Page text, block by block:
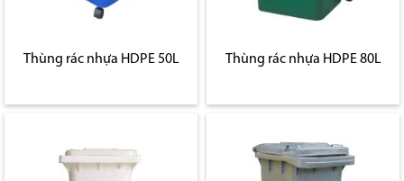
Thùng rác nhựa HDPE 50L Thùng rác nhựa HDPE 80L